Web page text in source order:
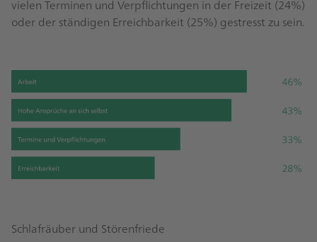
vielen Terminen und Verpflichtungen in der Freizeit (24%)
oder der ständigen Erreichbarkeit (25%) gestresst zu sein.
Schlafräuber und Störenfriede